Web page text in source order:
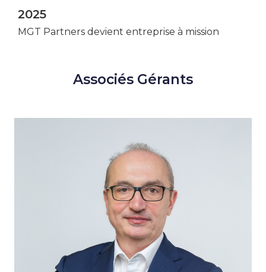
2025
MGT Partners devient entreprise à mission
Associés Gérants